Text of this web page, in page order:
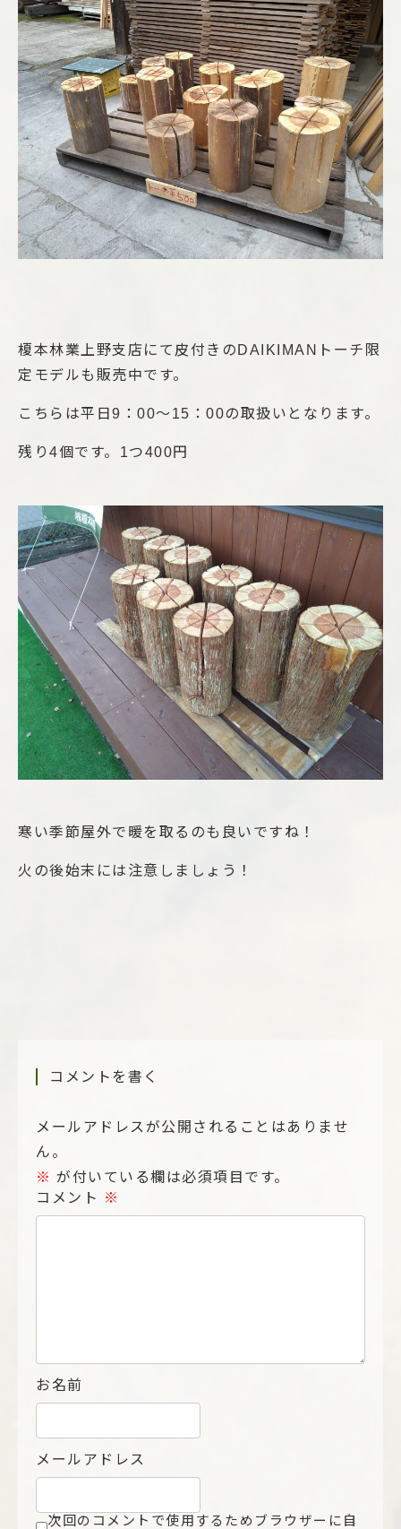
榎本林業上野支店にて皮付きのDAIKIMANトーチ限
定モデルも販売中です。
こちらは平日9：00～15：00の取扱いとなります。
残り4個です。1つ400円
寒い季節屋外で暖を取るのも良いですね！
火の後始末には注意しましょう！
コメントを書く
メールアドレスが公開されることはありませ
ん。
※ が付いている欄は必須項目です。
コメント ※
お名前
メールアドレス
次回のコメントで使用するためブラウザーに自